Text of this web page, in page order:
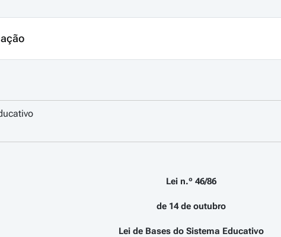
Lei n.º 46/86
de 14 de outubro
Lei de Bases do Sistema Educativo